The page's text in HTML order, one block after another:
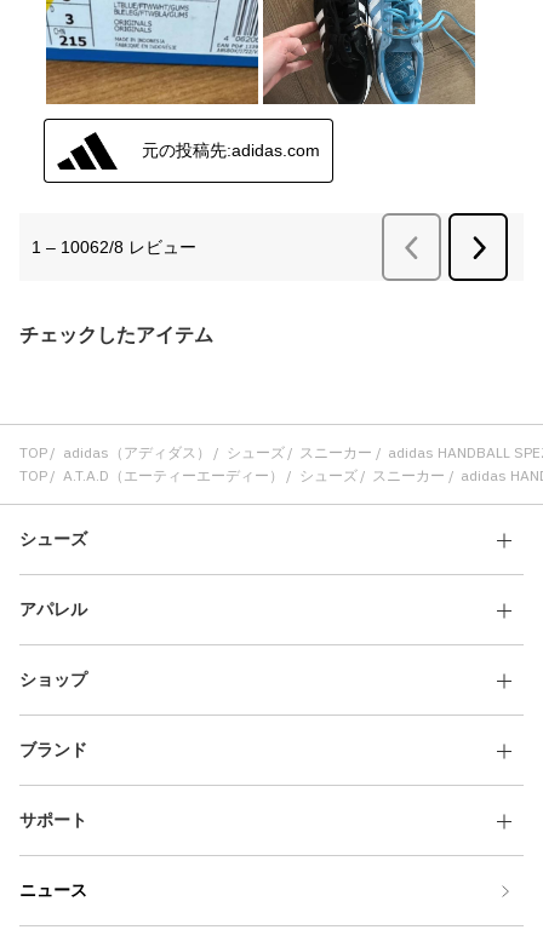
チェックしたアイテム
TOP adidas（アディダス） シューズ スニーカー
adidas HANDBALL
TOP
A.T.A.D（エーティーエーディー） シューズ スニーカー adidas
シューズ
アパレル
ショップ
ブランド
サポート
ニュース